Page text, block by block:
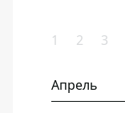
1 2 3
Апрель